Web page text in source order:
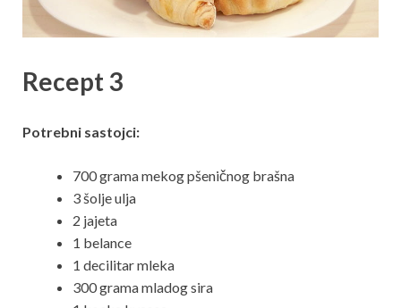
Recept 3
Potrebni sastojci:
700 grama mekog pšeničnog brašna
3 šolje ulja
2 jajeta
1 belance
1 decilitar mleka
300 grama mladog sira